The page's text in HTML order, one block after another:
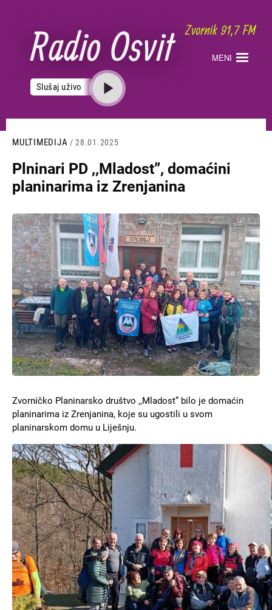
sadržaj
MENI
Slušaj uživo
MULTIMEDIJA / 28.01.2025
Plninari PD ,,Mladost”, domaćini
planinarima iz Zrenjanina
Slika
Zvorničko Planinarsko društvo ,,Mladost” bilo je domaćin
planinarima iz Zrenjanina, koje su ugostili u svom
planinarskom domu u Liješnju.
Slika